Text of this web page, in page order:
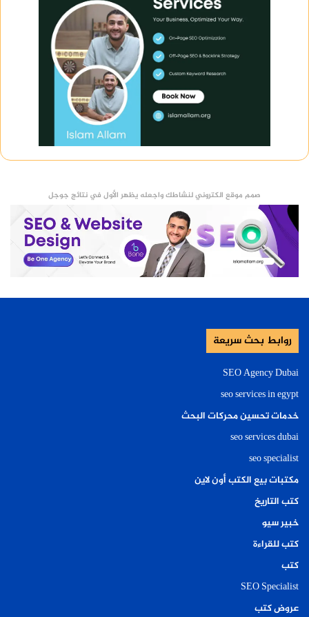
صمم موقع الكتروني لنشاطك واجعله يظهر الأول في نتائج جوجل
روابط بحث سريعة
SEO Agency Dubai
seo services in egypt
خدمات تحسين محركات البحث
seo services dubai
seo specialist
مكتبات بيع الكتب أون لاين
كتب التاريخ
خبير سيو
كتب للقراءة
كتب
SEO Specialist
عروض كتب